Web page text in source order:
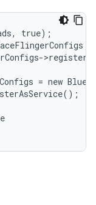
true);
= new